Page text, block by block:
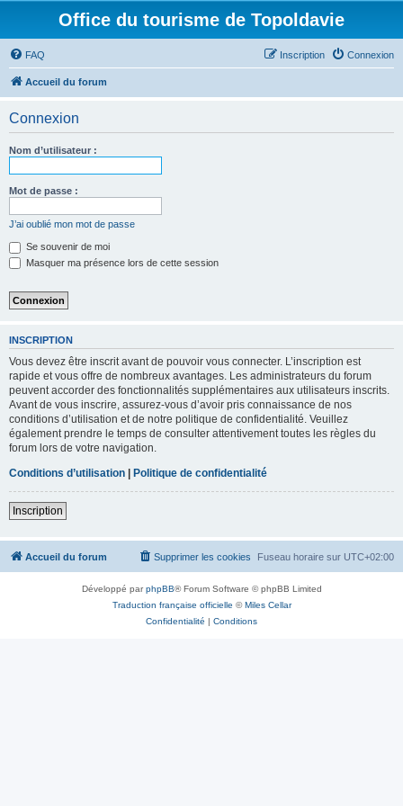
Office du tourisme de Topoldavie
FAQ Connexion
Inscription
Accueil du forum
Connexion
Nom d’utilisateur :
Mot de passe :
J’ai oublié mon mot de passe
Se souvenir de moi
Masquer ma présence lors de cette session
INSCRIPTION
Vous devez être inscrit avant de pouvoir vous connecter. L’inscription est
rapide et vous offre de nombreux avantages. Les administrateurs du forum
peuvent accorder des fonctionnalités supplémentaires aux utilisateurs inscrits.
Avant de vous inscrire, assurez-vous d’avoir pris connaissance de nos
conditions d’utilisation et de notre politique de confidentialité. Veuillez
également prendre le temps de consulter attentivement toutes les règles du
forum lors de votre navigation.
Conditions d’utilisation | Politique de confidentialité
Inscription
Accueil du forum Fuseau horaire sur UTC+02:00
Supprimer les cookies
Développé parphpBB® Forum Software © phpBB Limited
Traduction française officielle ©Miles Cellar
Confidentialité | Conditions